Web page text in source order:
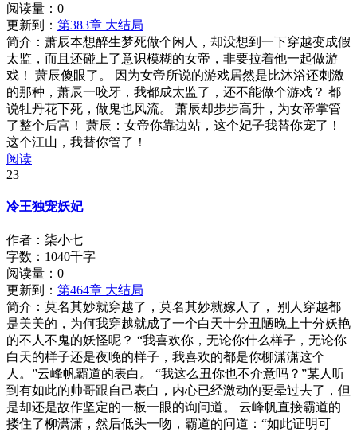
阅读量： 0
更新到： 第383章 大结局
简介： 萧辰本想醉生梦死做个闲人，却没想到一下穿越变成假
太监，而且还碰上了意识模糊的女帝，非要拉着他一起做游
戏！ 萧辰傻眼了。 因为女帝所说的游戏居然是比沐浴还刺激
的那种，萧辰一咬牙，我都成太监了，还不能做个游戏？ 都
说牡丹花下死，做鬼也风流。 萧辰却步步高升，为女帝掌管
了整个后宫！ 萧辰：女帝你靠边站，这个妃子我替你宠了！
这个江山，我替你管了！
阅读
23
冷王独宠妖妃
作者：柒小七
字数：1040千字
阅读量： 0
更新到： 第464章 大结局
简介： 莫名其妙就穿越了，莫名其妙就嫁人了， 别人穿越都
是美美的，为何我穿越就成了一个白天十分丑陋晚上十分妖艳
的不人不鬼的妖怪呢？ “我喜欢你，无论你什么样子，无论你
白天的样子还是夜晚的样子，我喜欢的都是你柳潇潇这个
人。”云峰帆霸道的表白。 “我这么丑你也不介意吗？”某人听
到有如此的帅哥跟自己表白，内心已经激动的要晕过去了，但
是却还是故作坚定的一板一眼的询问道。 云峰帆直接霸道的
搂住了柳潇潇，然后低头一吻，霸道的问道：“如此证明可